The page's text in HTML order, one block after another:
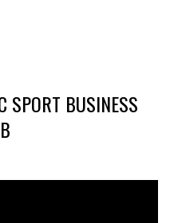
SPORT BUSINESS